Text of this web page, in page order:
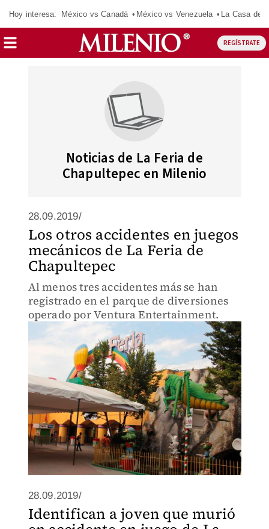
Hoy interesa: México vs Canadá México vs Venezuela La Casa de
REGÍSTRATE
Noticias de La Feria de
Chapultepec en Milenio
28.09.2019/
Los otros accidentes en juegos
mecánicos de La Feria de
Chapultepec
Al menos tres accidentes más se han
registrado en el parque de diversiones
operado por Ventura Entertainment.
28.09.2019/
Identifican a joven que murió